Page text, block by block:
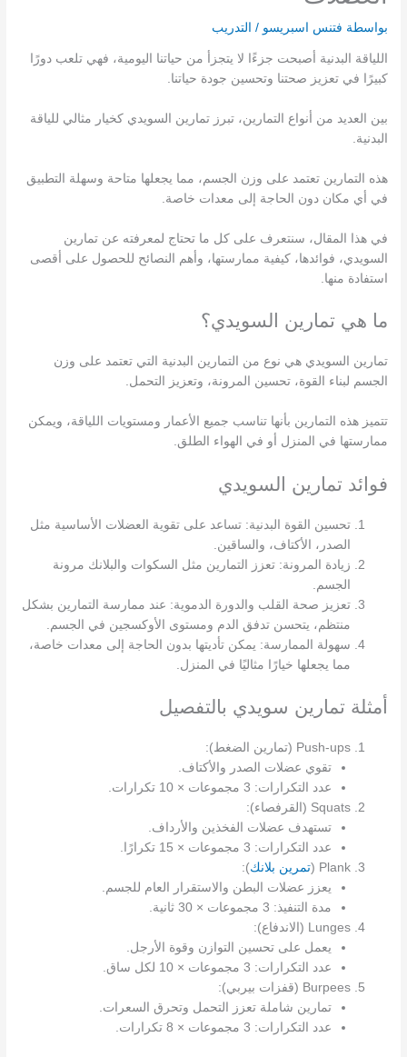
بواسطة فتنس اسبريسو/ التدريب
اللياقة البدنية أصبحت جزءًا لا يتجزأ من حياتنا اليومية، فهي تلعب دورًا
كبيرًا في تعزيز صحتنا وتحسين جودة حياتنا.
بين العديد من أنواع التمارين، تبرز تمارين السويدي كخيار مثالي للياقة
البدنية.
هذه التمارين تعتمد على وزن الجسم، مما يجعلها متاحة وسهلة التطبيق
في أي مكان دون الحاجة إلى معدات خاصة.
في هذا المقال، سنتعرف على كل ما تحتاج لمعرفته عن تمارين
السويدي، فوائدها، كيفية ممارستها، وأهم النصائح للحصول على أقصى
استفادة منها.
ما هي تمارين السويدي؟
تمارين السويدي هي نوع من التمارين البدنية التي تعتمد على وزن
الجسم لبناء القوة، تحسين المرونة، وتعزيز التحمل.
تتميز هذه التمارين بأنها تناسب جميع الأعمار ومستويات اللياقة، ويمكن
ممارستها في المنزل أو في الهواء الطلق.
فوائد تمارين السويدي
تحسين القوة البدنية: تساعد على تقوية العضلات الأساسية مثل
الصدر، الأكتاف، والساقين.
زيادة المرونة: تعزز التمارين مثل السكوات والبلانك مرونة
الجسم.
تعزيز صحة القلب والدورة الدموية: عند ممارسة التمارين بشكل
منتظم، يتحسن تدفق الدم ومستوى الأوكسجين في الجسم.
سهولة الممارسة: يمكن تأديتها بدون الحاجة إلى معدات خاصة،
مما يجعلها خيارًا مثاليًا في المنزل.
أمثلة تمارين سويدي بالتفصيل
Push-ups (تمارين الضغط):
تقوي عضلات الصدر والأكتاف.
عدد التكرارات: 3 مجموعات × 10 تكرارات.
Squats (القرفصاء):
تستهدف عضلات الفخذين والأرداف.
عدد التكرارات: 3 مجموعات × 15 تكرارًا.
Plank (
تمرين بلانك):
يعزز عضلات البطن والاستقرار العام للجسم.
مدة التنفيذ: 3 مجموعات × 30 ثانية.
Lunges (الاندفاع):
يعمل على تحسين التوازن وقوة الأرجل.
عدد التكرارات: 3 مجموعات × 10 لكل ساق.
Burpees (قفزات بيربي):
تمارين شاملة تعزز التحمل وتحرق السعرات.
عدد التكرارات: 3 مجموعات × 8 تكرارات.